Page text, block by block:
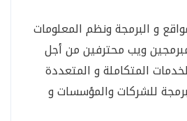
و البرمجة ونظم المعلومات
ويب محترفين من أجل
المتكاملة و المتعددة
للشركات والمؤسسات و